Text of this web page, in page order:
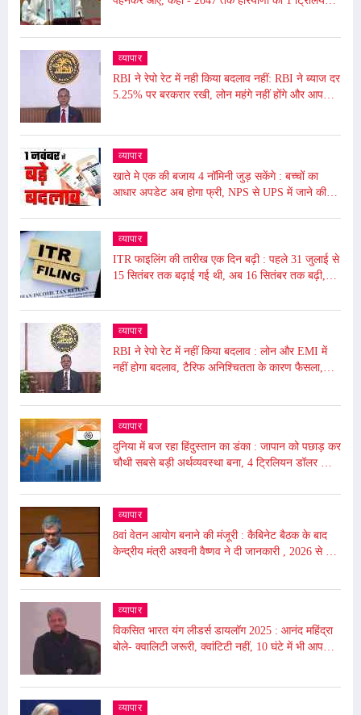
व्यापार
RBI ने रेपो रेट में नही किया बदलाव नहीं: RBI ने ब्याज दर
5.25% पर बरकरार रखी, लोन महंगे नहीं होंगे और आपकी
व्यापार
खाते मे एक की बजाय 4 नॉमिनी जुड़ सकेंगे : बच्चों का
आधार अपडेट अब होगा फ्री, NPS से UPS में जाने की
व्यापार
ITR फाइलिंग की तारीख एक दिन बढ़ी : पहले 31 जुलाई से
15 सितंबर तक बढ़ाई गई थी, अब 16 सितंबर तक बढ़ी,
व्यापार
RBI ने रेपो रेट में नहीं किया बदलाव : लोन और EMI में
नहीं होगा बदलाव, टैरिफ अनिश्चितता के कारण फैसला,
व्यापार
दुनिया में बज रहा हिंदुस्तान का डंका : जापान को पछाड़ कर
चौथी सबसे बड़ी अर्थव्यवस्था बना, 4 ट्रिलियन डॉलर की
व्यापार
8वां वेतन आयोग बनाने की मंजूरी : कैबिनेट बैठक के बाद
केन्द्रीय मंत्री अश्वनी वैष्णव ने दी जानकारी , 2026 से लागू
व्यापार
विकसित भारत यंग लीडर्स डायलॉग 2025 : आनंद महिंद्रा
बोले- क्वालिटी जरूरी, क्वांटिटी नहीं, 10 घंटे में भी आप
व्यापार